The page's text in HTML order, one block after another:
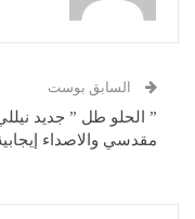
السابق بوست
” الحلو طل ” جديد
مقدسي والاصداء